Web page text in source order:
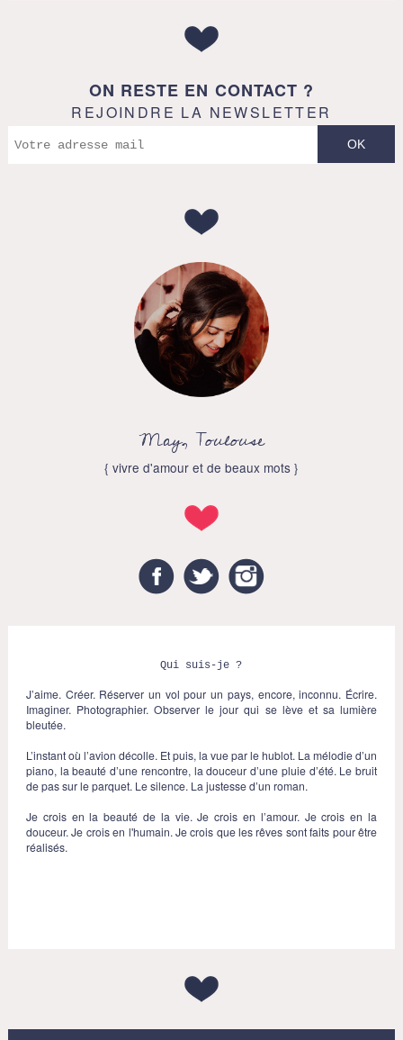
ON RESTE EN CONTACT ?
REJOINDRE LA NEWSLETTER
May, Toulouse
{ vivre d'amour et de beaux mots }
FacebookTwitter
Qui suis-je ?
J’aime. Créer. Réserver un vol pour un pays, encore, inconnu. Écrire.
Imaginer. Photographier. Observer le jour qui se lève et sa lumière
bleutée.
L’instant où l’avion décolle. Et puis, la vue par le hublot. La mélodie d’un
piano, la beauté d’une rencontre, la douceur d’une pluie d’été. Le bruit
de pas sur le parquet. Le silence. La justesse d’un roman.
Je crois en la beauté de la vie. Je crois en l’amour. Je crois en la
douceur. Je crois en l'humain. Je crois que les rêves sont faits pour être
réalisés.